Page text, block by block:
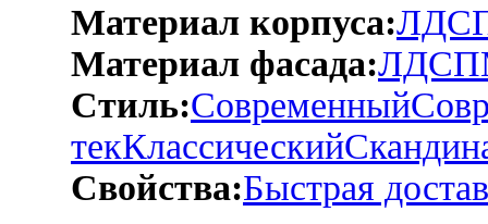
Материал корпуса:
Материал фасада:ЛДСП
Стиль:Современный
текКлассический
Свойства:Быстрая